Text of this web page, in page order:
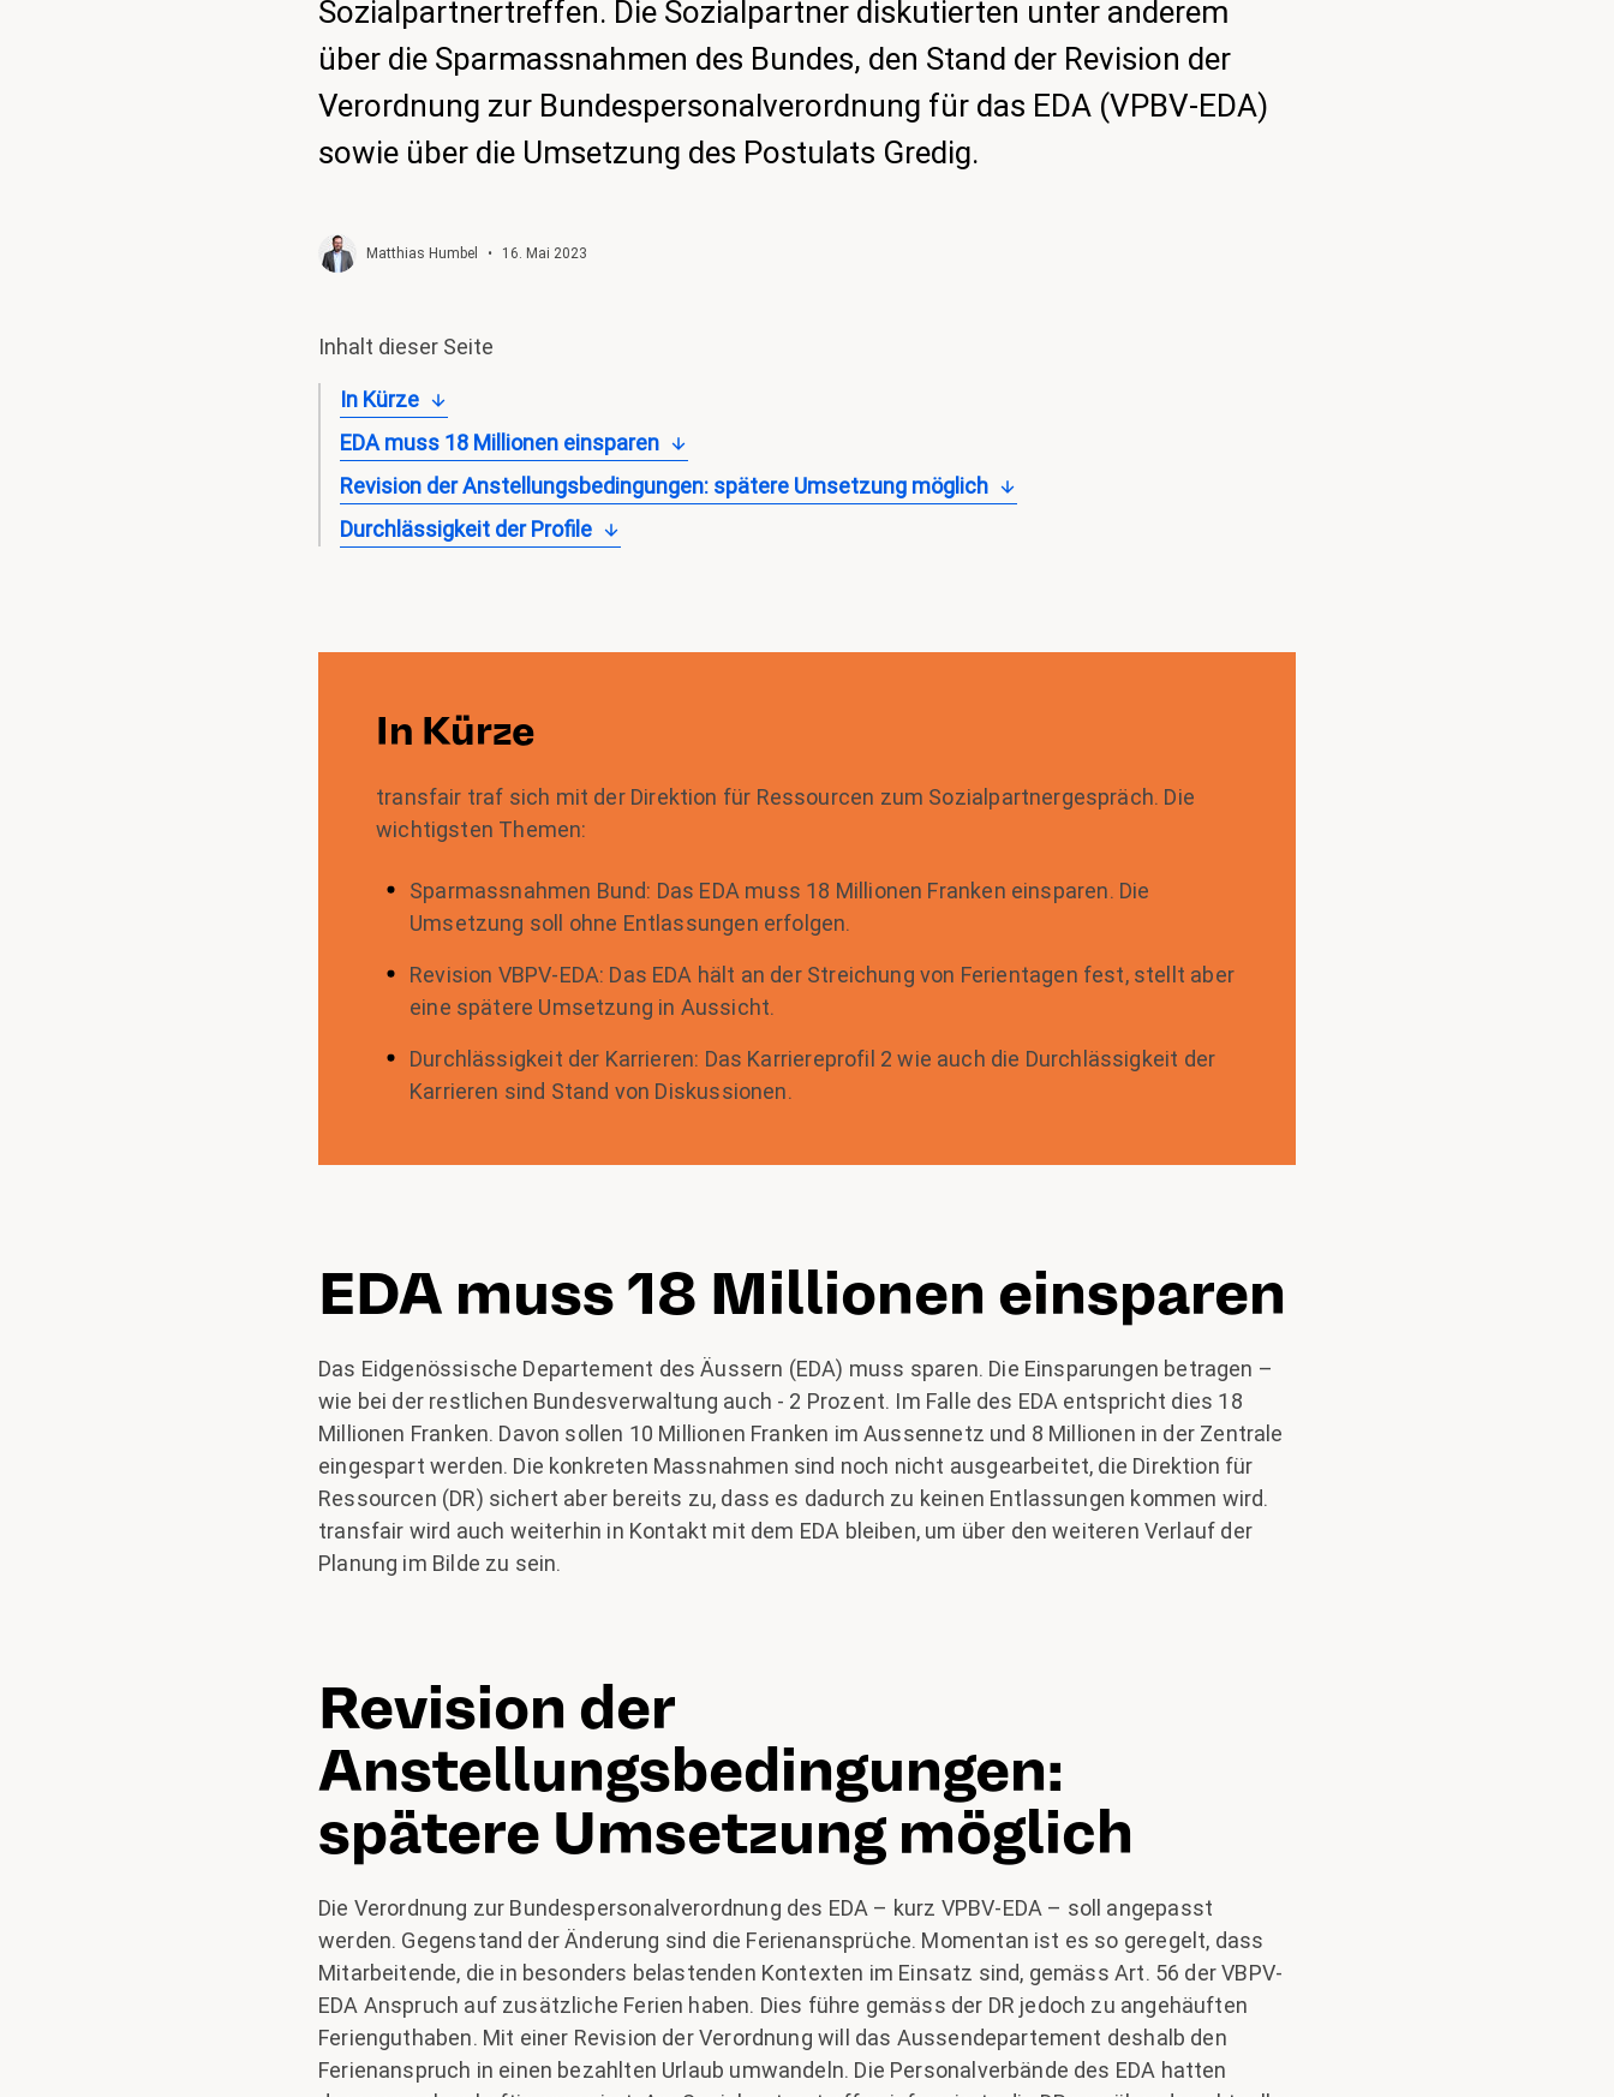
Sozialpartnertreffen. Die Sozialpartner diskutierten unter anderem
über die Sparmassnahmen des Bundes, den Stand der Revision der
Verordnung zur Bundespersonalverordnung für das EDA (VPBV-EDA)
sowie über die Umsetzung des Postulats Gredig.
Matthias Humbel • 16. Mai 2023
Inhalt dieser Seite
In Kürze
EDA muss 18 Millionen einsparen
Revision der Anstellungsbedingungen: spätere Umsetzung möglich
Durchlässigkeit der Profile
In Kürze
transfair traf sich mit der Direktion für Ressourcen zum Sozialpartnergespräch. Die
wichtigsten Themen:
Sparmassnahmen Bund: Das EDA muss 18 Millionen Franken einsparen. Die
Umsetzung soll ohne Entlassungen erfolgen.
Revision VBPV-EDA: Das EDA hält an der Streichung von Ferientagen fest, stellt aber
eine spätere Umsetzung in Aussicht.
Durchlässigkeit der Karrieren: Das Karriereprofil 2 wie auch die Durchlässigkeit der
Karrieren sind Stand von Diskussionen.
EDA muss 18 Millionen einsparen
Das Eidgenössische Departement des Äussern (EDA) muss sparen. Die Einsparungen betragen –
wie bei der restlichen Bundesverwaltung auch - 2 Prozent. Im Falle des EDA entspricht dies 18
Millionen Franken. Davon sollen 10 Millionen Franken im Aussennetz und 8 Millionen in der Zentrale
eingespart werden. Die konkreten Massnahmen sind noch nicht ausgearbeitet, die Direktion für
Ressourcen (DR) sichert aber bereits zu, dass es dadurch zu keinen Entlassungen kommen wird.
transfair wird auch weiterhin in Kontakt mit dem EDA bleiben, um über den weiteren Verlauf der
Planung im Bilde zu sein.
Revision der
Anstellungsbedingungen:
spätere Umsetzung möglich
Die Verordnung zur Bundespersonalverordnung des EDA – kurz VPBV-EDA – soll angepasst
werden. Gegenstand der Änderung sind die Ferienansprüche. Momentan ist es so geregelt, dass
Mitarbeitende, die in besonders belastenden Kontexten im Einsatz sind, gemäss Art. 56 der VBPV-
EDA Anspruch auf zusätzliche Ferien haben. Dies führe gemäss der DR jedoch zu angehäuften
Ferienguthaben. Mit einer Revision der Verordnung will das Aussendepartement deshalb den
Ferienanspruch in einen bezahlten Urlaub umwandeln. Die Personalverbände des EDA hatten